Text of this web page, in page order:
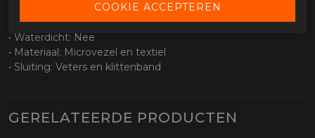
• Type: Motorschoenen / sport
• Gebruik: Sportief en dagelijks gebruik
• Waterdicht: Nee
• Materiaal: Microvezel en textiel
• Sluiting: Veters en klittenband
GERELATEERDE PRODUCTEN